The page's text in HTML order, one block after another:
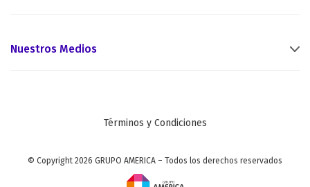
Nuestros Medios
Términos y Condiciones
© Copyright 2026 GRUPO AMERICA – Todos los derechos reservados